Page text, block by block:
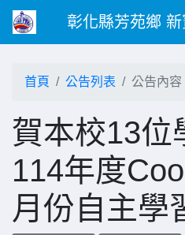
彰化縣芳苑鄉
首頁 公告列表 公告內容
賀本校13位
114年度
月份自主學